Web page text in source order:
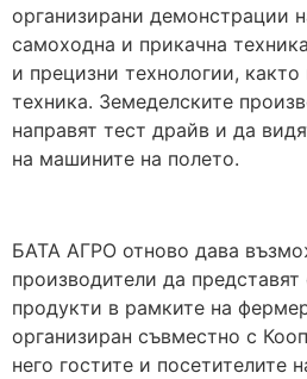
организирани демонстрации
самоходна и прикачна
и прецизни технологии,
техника. Земеделските
направят тест драйв и да
на машините на полето.
БАТА АГРО отново дава
производители да представят
продукти в рамките на
организиран съвместно с
него гостите и посетителите